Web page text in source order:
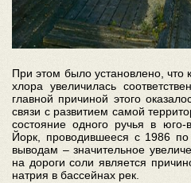
При этом было установлено, что
хлора увеличилась
главной причиной этого
связи с развитием самой
состояние одного ручья в
Йорк, проводившееся с 1986
выводам – значительное
на дороги соли является
натрия в бассейнах рек.